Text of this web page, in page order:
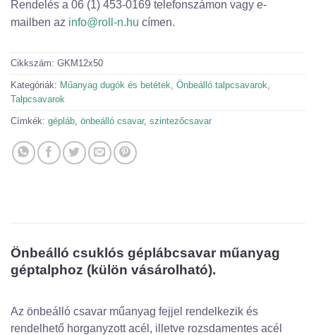
Rendelés a 06 (1) 453-0169 telefonszámon vagy e-
mailben az info@roll-n.hu címen.
Cikkszám: GKM12x50
Kategóriák: Műanyag dugók és betétek, Önbeálló talpcsavarok,
Talpcsavarok
Címkék: gépláb, önbeálló csavar, szintezőcsavar
Önbeálló csuklós géplábcsavar műanyag
géptalphoz (külön vásárolható).
Az önbeálló csavar műanyag fejjel rendelkezik és
rendelhető horganyzott acél, illetve rozsdamentes acél